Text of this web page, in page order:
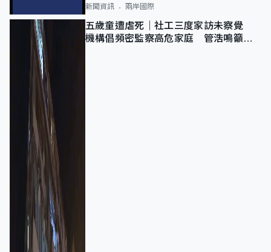
新聞資訊 兩岸國際
五歲童遭虐死｜社工三度家訪未察覺
機構倡頻密監察高危家庭 管浩鳴籲加